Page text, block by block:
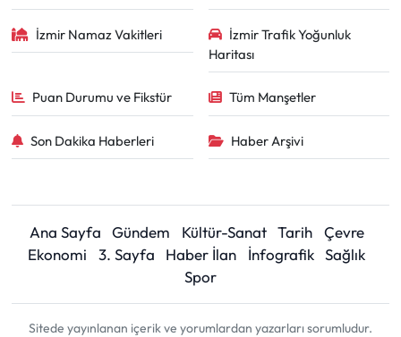
İzmir Namaz Vakitleri
İzmir Trafik Yoğunluk
Haritası
Puan Durumu ve Fikstür Tüm Manşetler
Son Dakika Haberleri Haber Arşivi
Ana Sayfa Gündem Kültür-Sanat Tarih
Çevre
Ekonomi
3. Sayfa Haber İlan İnfografik Sağlık
Spor
Sitede yayınlanan içerik ve yorumlardan yazarları sorumludur.